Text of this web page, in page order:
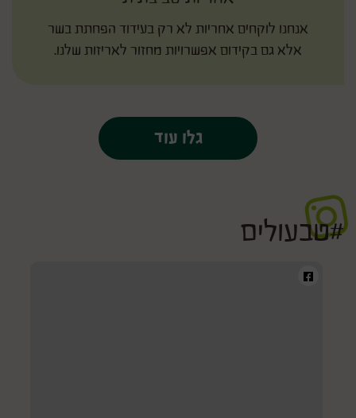
אנחנו לוקחים אחריות לא רק בעידוד הפחתת בשר
אלא גם בקידום אפשרויות מחזור לאריזות שלנו.
גלו עוד
#טבעולים